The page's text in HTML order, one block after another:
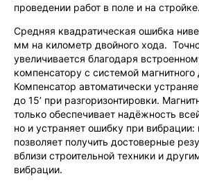
проведении работ в поле и на стройке.
Средняя квадратическая ошибка
мм на километр двойного хода.
увеличивается благодаря
компенсатору с системой
Компенсатор автоматически
до 15’ при разгоризонтировки.
только обеспечивает надёжность
но и устраняет ошибку при вибрации:
позволяет получить достоверные
вблизи строительной техники и
вибрации.